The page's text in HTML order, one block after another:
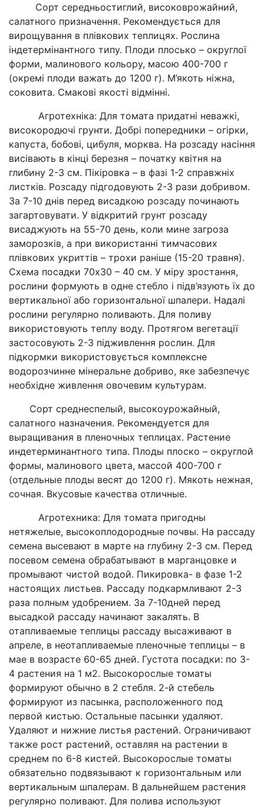
кількість
Сорт середньостиглий, високоврожайний,
салатного призначення. Рекомендується для
вирощування в плівкових теплицях. Рослина
індетермінантного типу. Плоди плосько – округлої
форми, малинового кольору, масою 400-700 г
(окремі плоди важать до 1200 г). М’якоть ніжна,
соковита. Смакові якості відмінні.
Агротехніка: Для томата придатні неважкі,
високородючі грунти. Добрі попередники – огірки,
капуста, бобові, цибуля, морква. На розсаду насіння
висівають в кінці березня – початку квітня на
глибину 2-3 см. Пікіровка – в фазі 1-2 справжніх
листків. Розсаду підгодовують 2-3 рази добривом.
За 7-10 днів перед висадкою розсаду починають
загартовувати. У відкритий грунт розсаду
висаджують на 55-70 день, коли мине загроза
заморозків, а при використанні тимчасових
плівкових укриттів – трохи раніше (15-20 травня).
Схема посадки 70х30 – 40 см. У міру зростання,
рослини формують в одне стебло і підв’язують їх до
вертикальної або горизонтальної шпалери. Надалі
рослини регулярно поливають. Для поливу
використовують теплу воду. Протягом вегетації
застосовують 2-3 підживлення рослин. Для
підкормки використовується комплексне
водорозчинне мінеральне добриво, яке забезпечує
необхідне живлення овочевим культурам.
Сорт среднеспелый, высокоурожайный,
салатного назначения. Рекомендуется для
выращивания в пленочных теплицах. Растение
индетерминантного типа. Плоды плоско – округлой
формы, малинового цвета, массой 400-700 г
(отдельные плоды весят до 1200 г). Мякоть нежная,
сочная. Вкусовые качества отличные.
Агротехника: Для томата пригодны
нетяжелые, высокоплодородные почвы. На рассаду
семена высевают в марте на глубину 2-3 см. Перед
посевом семена обрабатывают в марганцовке и
промывают чистой водой. Пикировка- в фазе 1-2
настоящих листьев. Рассаду подкармливают 2-3
раза полным удобрением. За 7-10дней перед
высадкой рассаду начинают закалять. В
отапливаемые теплицы рассаду высаживают в
апреле, в неотапливаемые пленочные теплицы – в
мае в возрасте 60-65 дней. Густота посадки: по 3-
4 растения на 1 м2. Высокорослые томаты
формируют обычно в 2 стебля. 2-й стебель
формируют из пасынка, расположенного под
первой кистью. Остальные пасынки удаляют.
Удаляют и нижние листья растений. Ограничивают
также рост растений, оставляя на растении в
среднем по 6-8 кистей. Высокорослые томаты
обязательно подвязывают к горизонтальным или
вертикальным шпалерам. В дальнейшем растения
регулярно поливают. Для полива используют